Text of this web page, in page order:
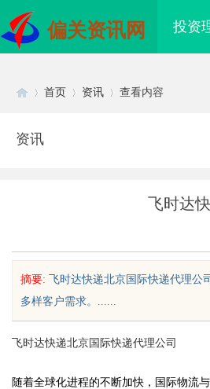
偏关资讯网 投资
首页 资讯 查看内容
资讯
飞时达
摘要: 飞时达快递北京国际快递代理公
多样客户需求。......
飞时达快递北京国际快递代理公司
随着全球化进程的不断加快，国际物流
武汉配眼镜 上海配眼镜